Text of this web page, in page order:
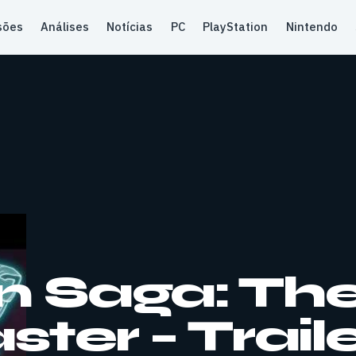
Análises Notícias PC PlayStation Nintendo
Saga:
–